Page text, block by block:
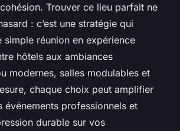
Trouver ce lieu parfait ne
: c’est une stratégie qui
simple réunion en expérience
hôtels aux ambiances
modernes, salles modulables et
chaque choix peut amplifier
événements professionnels et
durable sur vos